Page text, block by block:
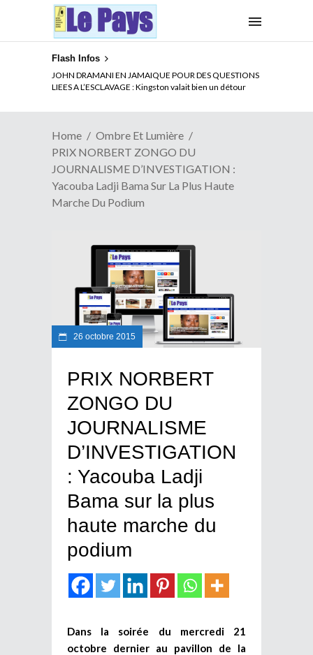
Flash Infos
JOHN DRAMANI EN JAMAIQUE POUR DES QUESTIONS
LIEES A L’ESCLAVAGE : Kingston valait bien un détour
ELECTION DE TALON A LA TETE DU SENAT BENINOIS :
Quand Patrice quitte le pouvoir sans partir !
Home
Ombre Et Lumière
PRIX NORBERT ZONGO DU
JOURNALISME D’INVESTIGATION :
Yacouba Ladji Bama Sur La Plus Haute
Marche Du Podium
26 octobre 2015
PRIX NORBERT
ZONGO DU
JOURNALISME
D’INVESTIGATION
: Yacouba Ladji
Bama sur la plus
haute marche du
podium
Dans la soirée du mercredi 21
octobre dernier au pavillon de la